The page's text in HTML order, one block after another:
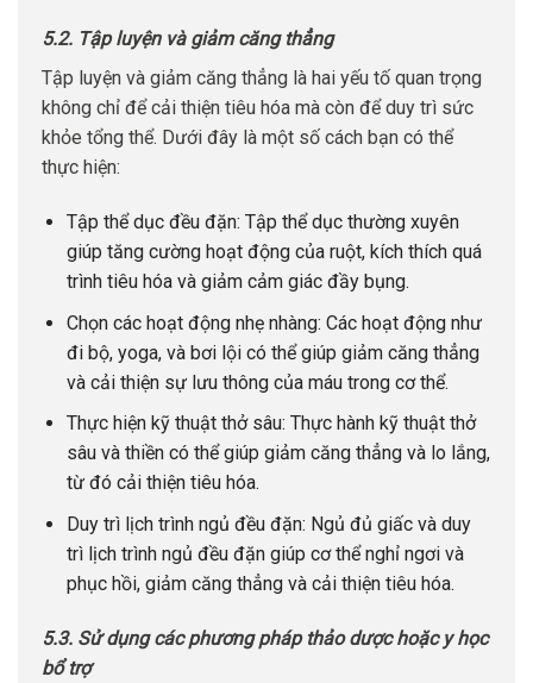
5.2. Tập luyện và giảm căng thẳng
Tập luyện và giảm căng thẳng là hai yếu tố quan trọng
không chỉ để cải thiện tiêu hóa mà còn để duy trì sức
khỏe tổng thể. Dưới đây là một số cách bạn có thể
thực hiện:
Tập thể dục đều đặn: Tập thể dục thường xuyên
giúp tăng cường hoạt động của ruột, kích thích quá
trình tiêu hóa và giảm cảm giác đầy bụng.
Chọn các hoạt động nhẹ nhàng: Các hoạt động như
đi bộ, yoga, và bơi lội có thể giúp giảm căng thẳng
và cải thiện sự lưu thông của máu trong cơ thể.
Thực hiện kỹ thuật thở sâu: Thực hành kỹ thuật thở
sâu và thiền có thể giúp giảm căng thẳng và lo lắng,
từ đó cải thiện tiêu hóa.
Duy trì lịch trình ngủ đều đặn: Ngủ đủ giấc và duy
trì lịch trình ngủ đều đặn giúp cơ thể nghỉ ngơi và
phục hồi, giảm căng thẳng và cải thiện tiêu hóa.
5.3. Sử dụng các phương pháp thảo dược hoặc y học
bổ trợ